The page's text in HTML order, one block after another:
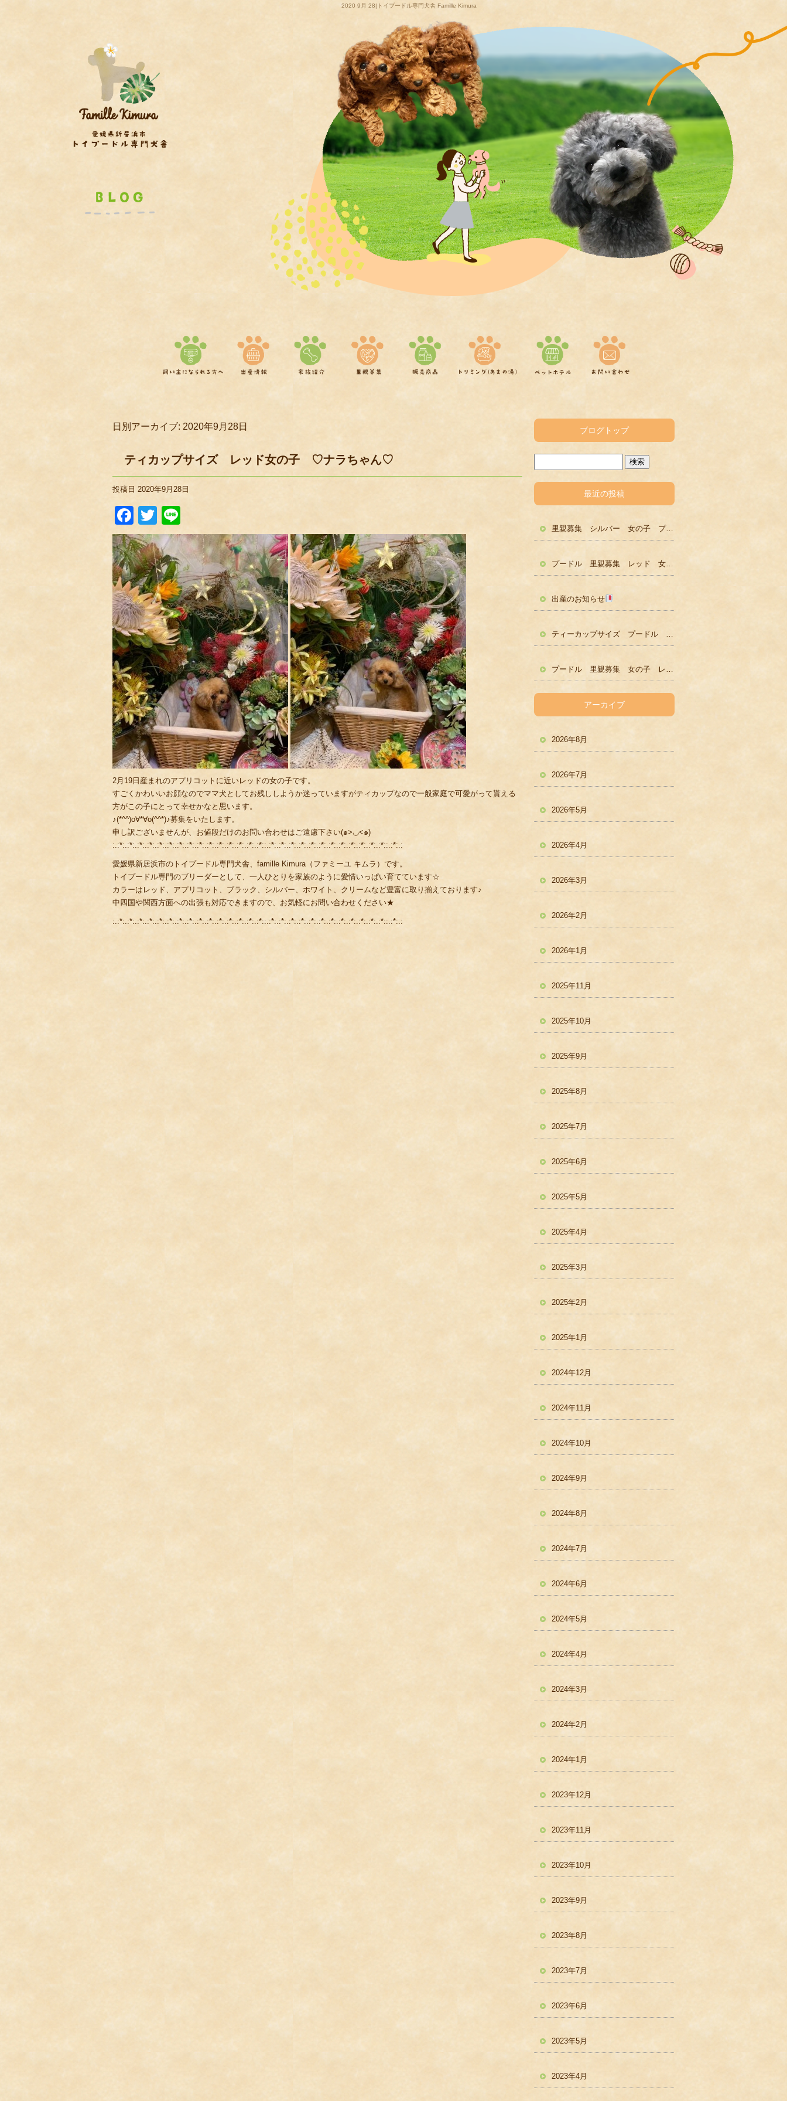
2020 9月 28|トイプードル専門犬舎 Famille Kimura
日別アーカイブ: 2020年9月28日
ティカップサイズ レッド女の子 ♡ナラちゃん♡
投稿日 2020年9月28日
Facebook
Twitter
2月19日産まれのアプリコットに近いレッドの女の子です。
すごくかわいいお顔なのでママ犬としてお残ししようか迷っていますがティカップなので一般家庭で可愛がって貰える
方がこの子にとって幸せかなと思います。
♪(*^^)o∀*∀o(^^*)♪募集をいたします。
申し訳ございませんが、お値段だけのお問い合わせはご遠慮下さい(๑>◡<๑)
:.:*:.:*:.:*:.:*:.:*:.:*:.:*:.:*:.:*:.:*:.:*:.:*:.:*:.:*:.:*::.:*:.:*:.:*:.:*:.:*:.:*:.:*:.:*:.:*:.:*:.:*:.:*::.:*:.:
愛媛県新居浜市のトイプードル専門犬舎、famille Kimura（ファミーユ キムラ）です。
トイプードル専門のブリーダーとして、一人ひとりを家族のように愛情いっぱい育てています☆
カラーはレッド、アプリコット、ブラック、シルバー、ホワイト、クリームなど豊富に取り揃えております♪
中四国や関西方面への出張も対応できますので、お気軽にお問い合わせください★
:.:*:.:*:.:*:.:*:.:*:.:*:.:*:.:*:.:*:.:*:.:*:.:*:.:*:.:*:.:*::.:*:.:*:.:*:.:*:.:*:.:*:.:*:.:*:.:*:.:*:.:*:.:*::.:*:.:
ブログトップ
最近の投稿
里親募集 シルバー 女の子 プードル かわいい
プードル 里親募集 レッド 女の子 かわいい
出産のお知らせ
ティーカップサイズ プードル レッド男の子 ２歳
プードル 里親募集 女の子 レッド
アーカイブ
2026年8月
2026年7月
2026年5月
2026年4月
2026年3月
2026年2月
2026年1月
2025年11月
2025年10月
2025年9月
2025年8月
2025年7月
2025年6月
2025年5月
2025年4月
2025年3月
2025年2月
2025年1月
2024年12月
2024年11月
2024年10月
2024年9月
2024年8月
2024年7月
2024年6月
2024年5月
2024年4月
2024年3月
2024年2月
2024年1月
2023年12月
2023年11月
2023年10月
2023年9月
2023年8月
2023年7月
2023年6月
2023年5月
2023年4月